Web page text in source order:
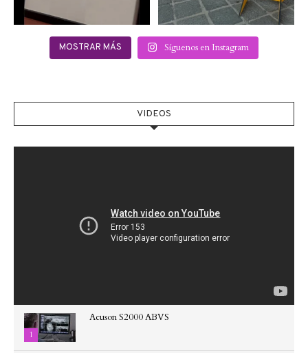
MOSTRAR MÁS Síguenos en Instagram
VIDEOS
1
Acuson S2000 ABVS